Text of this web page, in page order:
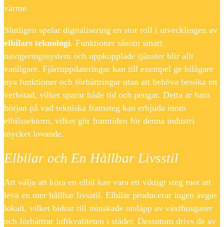
värme.
Slutligen spelar digitalisering en stor roll i utvecklingen av
elbilars teknologi. Funktioner såsom smart
navigeringssystem och uppkopplade tjänster blir allt
vanligare. Fjärruppdateringar kan till exempel ge bilägare
nya funktioner och förbättringar utan att behöva besöka en
verkstad, vilket sparar både tid och pengar. Detta är bara
början på vad tekniska framsteg kan erbjuda inom
elbilssektorn, vilket gör framtiden för denna industri
mycket lovande.
Elbilar och En Hållbar Livsstil
Att välja att köra en elbil kan vara ett viktigt steg mot att
leva en mer hållbar livsstil. Elbilar producerar ingen avgas
lokalt, vilket bidrar till minskade utsläpp av växthusgaser
och förbättrar luftkvaliteten i städer. Dessutom drivs de av